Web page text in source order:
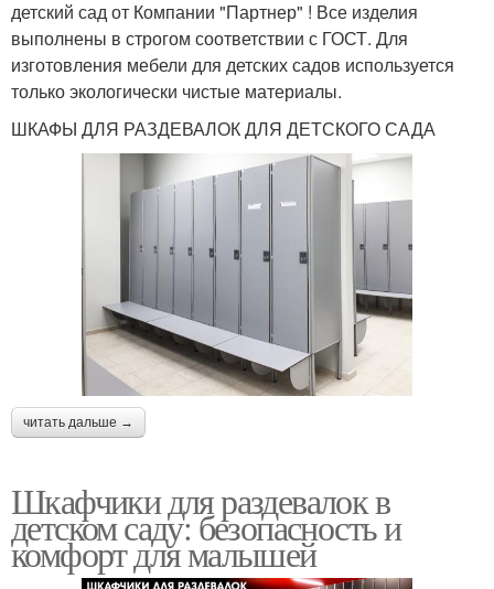
детский сад от Компании "Партнер" ! Все изделия
выполнены в строгом соответствии с ГОСТ. Для
изготовления мебели для детских садов используется
только экологически чистые материалы.
ШКАФЫ ДЛЯ РАЗДЕВАЛОК ДЛЯ ДЕТСКОГО САДА
читать дальше →
Шкафчики для раздевалок в
детском саду: безопасность и
комфорт для малышей